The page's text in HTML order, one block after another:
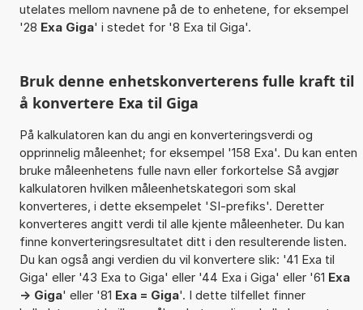
utelates mellom navnene på de to enhetene, for eksempel
'28 Exa Giga' i stedet for '8 Exa til Giga'.
Bruk denne enhetskonverterens fulle kraft til
å konvertere Exa til Giga
På kalkulatoren kan du angi en konverteringsverdi og
opprinnelig måleenhet; for eksempel '158 Exa'. Du kan enten
bruke måleenhetens fulle navn eller forkortelse Så avgjør
kalkulatoren hvilken måleenhetskategori som skal
konverteres, i dette eksempelet 'SI-prefiks'. Deretter
konverteres angitt verdi til alle kjente måleenheter. Du kan
finne konverteringsresultatet ditt i den resulterende listen.
Du kan også angi verdien du vil konvertere slik: '41 Exa til
Giga' eller '43 Exa to Giga' eller '44 Exa i Giga' eller '61 Exa
-> Giga' eller '81 Exa = Giga'. I dette tilfellet finner